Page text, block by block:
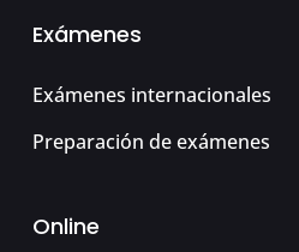
Exámenes
Exámenes internacionales
Preparación de exámenes
Online